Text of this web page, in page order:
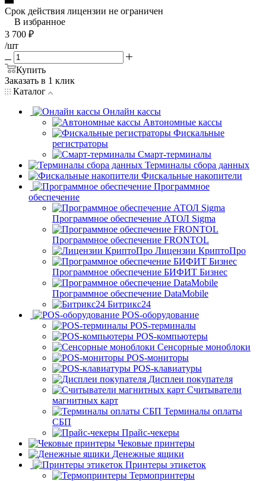
Срок действия лицензии не ограничен
В избранное
3 700 ₽
/шт
Купить
Заказать в 1 клик
Каталог
Онлайн кассы
Автономные кассы
Фискальные
регистраторы
Смарт-терминалы
Терминалы сбора данных
Фискальные накопители
Программное
обеспечение
Программное обеспечение АТОЛ Sigma
Программное обеспечение FRONTOL
Лицензии КриптоПро
Программное обеспечение БИФИТ Бизнес
Программное обеспечение DataMobile
Битрикс24
POS-оборудование
POS-терминалы
POS-компьютеры
Сенсорные моноблоки
POS-мониторы
POS-клавиатуры
Дисплеи покупателя
Считыватели
магнитных карт
Терминалы оплаты
СБП
Прайс-чекеры
Чековые принтеры
Денежные ящики
Принтеры этикеток
Термопринтеры